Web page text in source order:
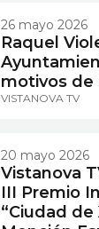
26 mayo 2026
Raquel
motivos de
VISTANOVA TV
20 mayo 2026
Vistanova
III Premio
“Ciudad de